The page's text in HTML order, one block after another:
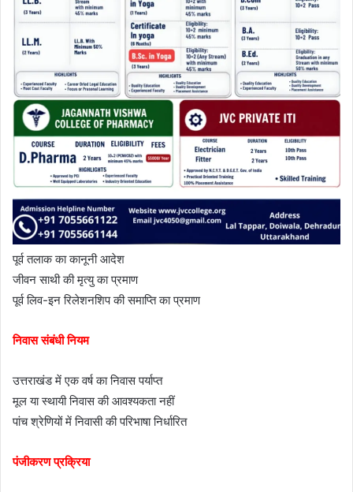
पूर्व तलाक का कानूनी आदेश
जीवन साथी की मृत्यु का प्रमाण
पूर्व लिव-इन रिलेशनशिप की समाप्ति का प्रमाण
निवास संबंधी नियम
उत्तराखंड में एक वर्ष का निवास पर्याप्त
मूल या स्थायी निवास की आवश्यकता नहीं
पांच श्रेणियों में निवासी की परिभाषा निर्धारित
पंजीकरण प्रक्रिया